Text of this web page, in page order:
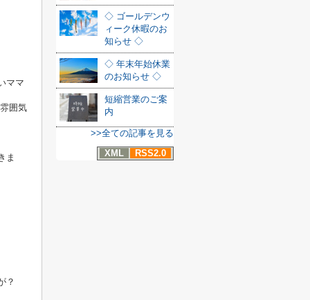
ママ
囲気
ま
？
◇ ゴールデンウ
ィーク休暇のお
知らせ ◇
◇ 年末年始休業
のお知らせ ◇
短縮営業のご案
内
>>全ての記事を見る
XML
RSS2.0